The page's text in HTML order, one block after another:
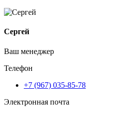
Сергей
Ваш менеджер
Телефон
+7 (967) 035-85-78
Электронная почта